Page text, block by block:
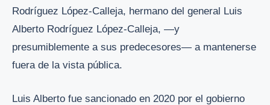
Rodríguez López-Calleja, hermano del general Luis
Alberto Rodríguez López-Calleja, —y
presumiblemente a sus predecesores— a mantenerse
fuera de la vista pública.
Luis Alberto fue sancionado en 2020 por el gobierno